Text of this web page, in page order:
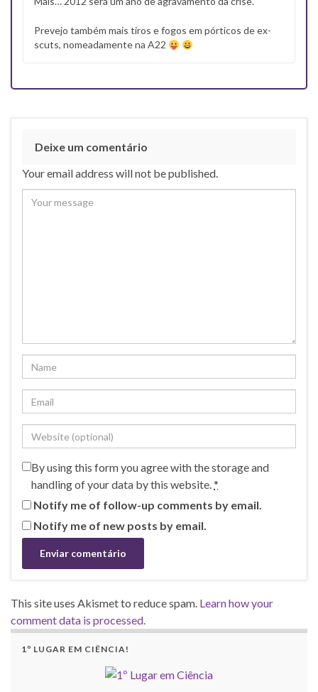
Prevejo também mais tiros e fogos em pórticos de ex-
scuts, nomeadamente na A22
Deixe um comentário
Your email address will not be published.
By using this form you agree with the storage and
handling of your data by this website.*
Notify me of follow-up comments by email.
Notify me of new posts by email.
This site uses Akismet to reduce spam. Learn how your
comment data is processed.
1º LUGAR EM CIÊNCIA!